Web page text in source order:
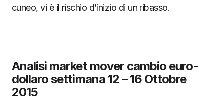
cuneo, vi è il rischio d’inizio di un ribasso.
Analisi market mover cambio euro-
dollaro settimana 12 – 16 Ottobre
2015